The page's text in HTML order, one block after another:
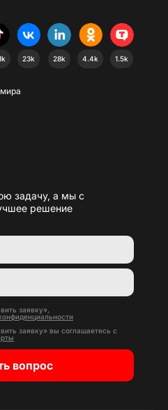
23k 28k 4.4k 1.5k
задачу, а мы с
решение
заявку»,
заявку» вы соглашаетесь с
вопрос